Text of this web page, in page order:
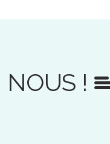
NOUS !